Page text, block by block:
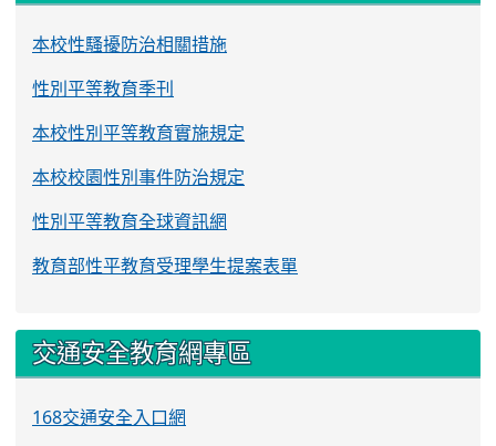
本校性騷擾防治相關措施
性別平等教育季刊
本校性別平等教育實施規定
本校校園性別事件防治規定
性別平等教育全球資訊網
教育部性平教育受理學生提案表單
交通安全教育網專區
168交通安全入口網